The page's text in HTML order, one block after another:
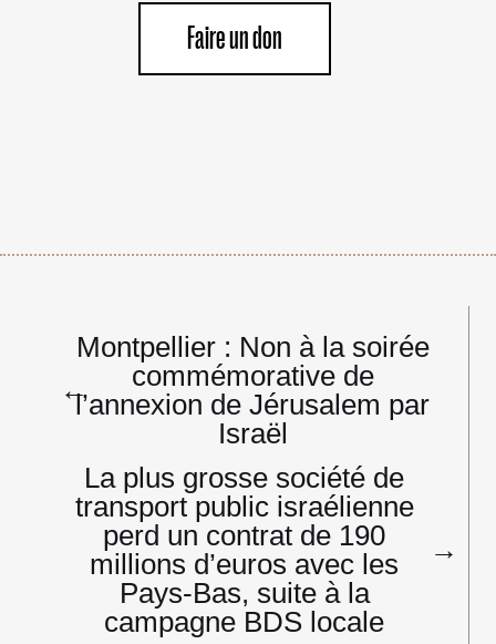
Faire un don
Navigation
de
l’article
←
Montpellier : Non à la soirée
commémorative de
l’annexion de Jérusalem par
Israël
La plus grosse société de
transport public israélienne
perd un contrat de 190
millions d’euros avec les
Pays-Bas, suite à la
campagne BDS locale
→